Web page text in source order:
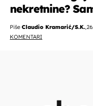
nekretnine?
Piše Claudio Kramarić/S.K.,
KOMENTARI